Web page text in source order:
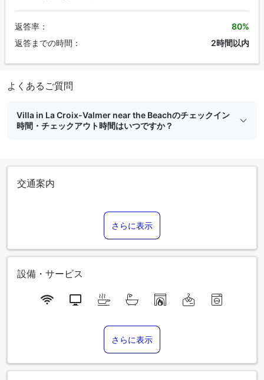
返答率：
返答までの時間：
80%
2時間以内
よくあるご質問
Villa in La Croix-Valmer near the Beachのチェックイン
時間・チェックアウト時間はいつですか？
交通案内
さらに表示
設備・サービス
さらに表示